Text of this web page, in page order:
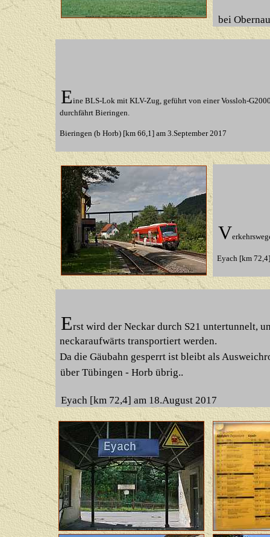
bei
Eine BLS-Lok mit KLV-Zug, geführt von einer Vossloh-
durchfährt Bieringen.
Bieringen (b Horb) [km 66,1] am 3.September 2017
V
Eyach [km
Erst wird der Neckar durch S21 untertunnelt,
neckaraufwärts transportiert werden.
Da die Gäubahn gesperrt ist bleibt als
über Tübingen - Horb übrig..
Eyach [km 72,4] am 18.August 2017